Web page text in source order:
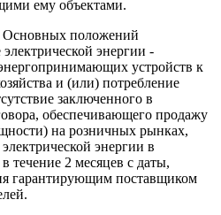
ему объектами.
Основных положений
энергии -
устройств к
и (или) потребление
заключенного в
обеспечивающего продажу
на розничных рынках,
энергии в
течение 2 месяцев с даты,
гарантирующим поставщиком